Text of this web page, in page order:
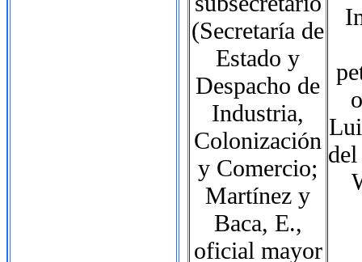
(Secretaría de
Estado y
Despacho de
Industria,
Colonización
y Comercio;
Martínez y
Baca, E.,
oficial mayor